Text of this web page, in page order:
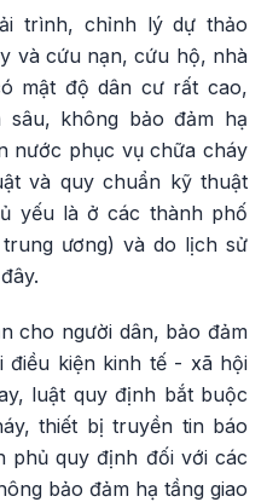
trình, chỉnh lý dự thảo
và cứu nạn, cứu hộ, nhà
mật độ dân cư rất cao,
không bảo đảm hạ
nước phục vụ chữa cháy
và quy chuẩn kỹ thuật
yếu là ở các thành phố
ương) và do lịch sử
cho người dân, bảo đảm
kiện kinh tế - xã hội
luật quy định bắt buộc
thiết bị truyền tin báo
phủ quy định đối với các
bảo đảm hạ tầng giao